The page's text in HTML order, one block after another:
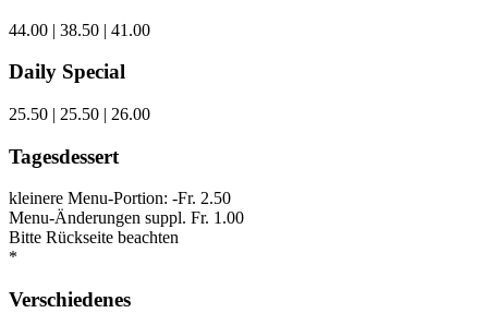
44.00 | 38.50 | 41.00
Daily Special
25.50 | 25.50 | 26.00
Tagesdessert
kleinere Menu-Portion: -Fr. 2.50
Menu-Änderungen suppl. Fr. 1.00
Bitte Rückseite beachten
*
Verschiedenes